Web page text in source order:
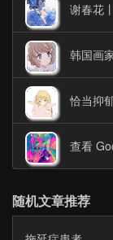
谢春花
韩国画
恰当抑
查看
随机文章推荐